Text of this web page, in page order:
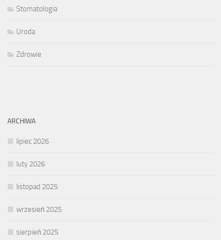
Stomatologia
Uroda
Zdrowie
ARCHIWA
lipiec 2026
luty 2026
listopad 2025
wrzesień 2025
sierpień 2025